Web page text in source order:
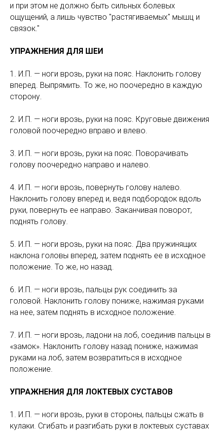
и при этом не должно быть сильных болевых
ощущений, а лишь чувство "растягиваемых" мышц и
связок."
УПРАЖНЕНИЯ ДЛЯ ШЕИ
1. И.П. — ноги врозь, руки на пояс. Наклонить голову
вперед. Выпрямить. То же, но поочередно в каждую
сторону.
2. И.П. — ноги врозь, руки на пояс. Круговые движения
головой поочередно вправо и влево.
3. И.П. — ноги врозь, руки на пояс. Поворачивать
голову поочередно направо и налево.
4. И.П. — ноги врозь, повернуть голову налево.
Наклонить голову вперед и, ведя подбородок вдоль
руки, повернуть ее направо. Заканчивая поворот,
поднять голову.
5. И.П. — ноги врозь, руки на пояс. Два пружинящих
наклона головы вперед, затем поднять ее в исходное
положение. То же, но назад.
6. И.П. — ноги врозь, пальцы рук соединить за
головой. Наклонить голову пониже, нажимая руками
на нее, затем поднять в исходное положение.
7. И.П. — ноги врозь, ладони на лоб, соединив пальцы в
«замок». Наклонить голову назад пониже, нажимая
руками на лоб, затем возвратиться в исходное
положение.
УПРАЖНЕНИЯ ДЛЯ ЛОКТЕВЫХ СУСТАВОВ
1. И.П. — ноги врозь, руки в стороны, пальцы сжать в
кулаки. Сгибать и разгибать руки в локтевых суставах